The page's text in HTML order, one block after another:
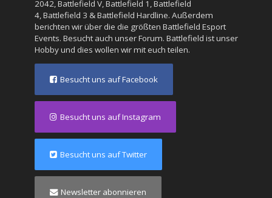
2042 Battlefield V, Battlefield 1 Battlefield
4, Battlefield 3 &Battlefield Hardline. Außerdem
berichten wir über die die größten Battlefield Esport
Events. Besucht auch unserForum. Battlefield ist unser
Hobby und dies wollen wir mit euch teilen.
Besucht uns auf Facebook
Besucht uns auf Instagram
Besucht uns auf Twitter
Newsletter abonnieren